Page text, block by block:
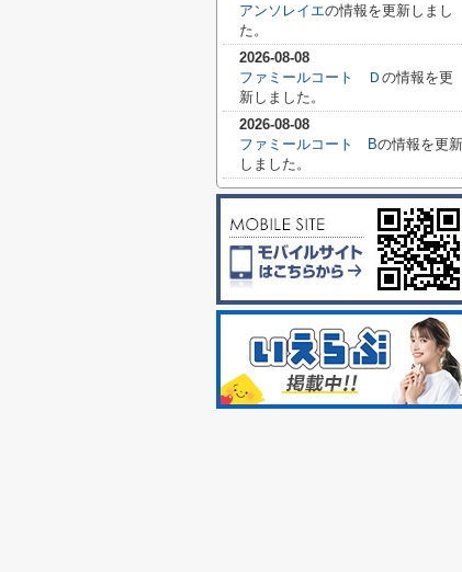
アンソレイエの情報を更新しまし
た。
2026-08-08
ファミールコート Ｄ の情報を更
新しました。
2026-08-08
ファミールコート Bの情報を更新
しました。